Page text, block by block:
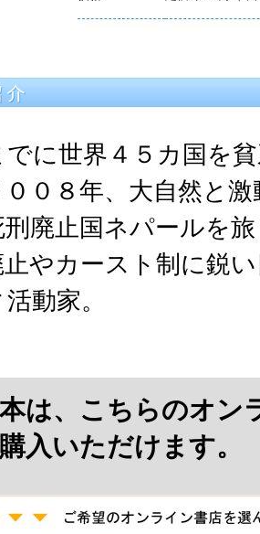
でに世界４５カ国を
０８年、大自然と
刑廃止国ネパールを
やカースト制に鋭
動家。
は、こちらのオン
入いただけます。